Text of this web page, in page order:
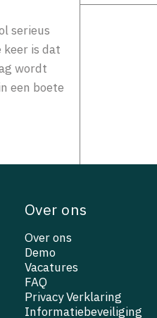
serieus
is dat
wordt
een boete
Over ons
Over ons
Demo
Vacatures
FAQ
Privacy Verklaring
Informatiebeveiliging